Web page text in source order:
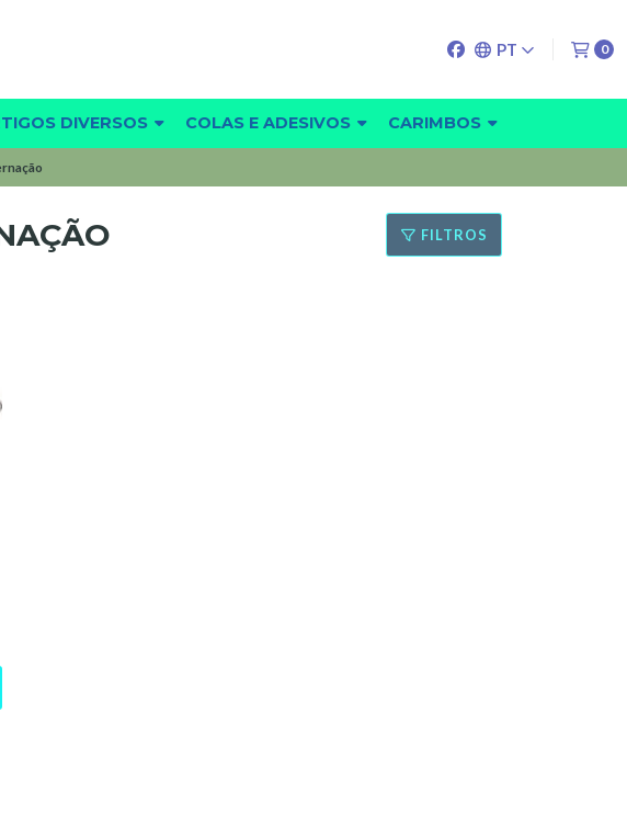
PT 0
DIVERSOS COLAS E ADESIVOS CARIMBOS
FILTROS